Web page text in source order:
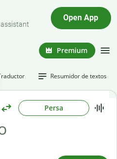
Open App
Premium
Resumidor de textos
Persa